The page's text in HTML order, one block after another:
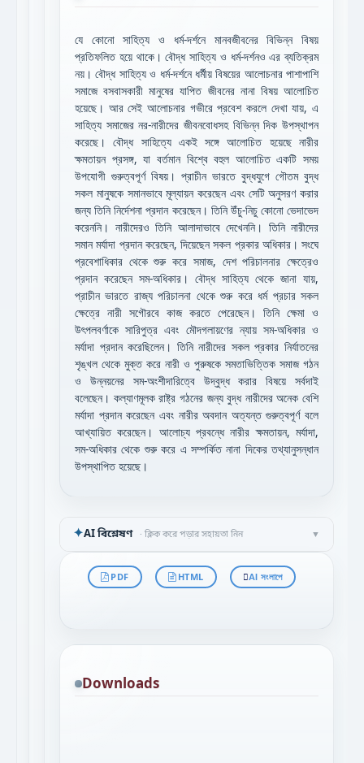
যে কোনো সাহিত্য ও ধর্ম-দর্শনে মানবজীবনের বিভিন্ন বিষয়
প্রতিফলিত হয়ে থাকে। বৌদ্ধ সাহিত্য ও ধর্ম-দর্শনও এর ব্যতিক্রম
নয়। বৌদ্ধ সাহিত্য ও ধর্ম-দর্শনে ধর্মীয় বিষয়ের আলোচনার পাশাপাশি
সমাজে বসবাসকারী মানুষের যাপিত জীবনের নানা বিষয় আলোচিত
হয়েছে। আর সেই আলোচনার গভীরে প্রবেশ করলে দেখা যায়, এ
সাহিত্য সমাজের নর-নারীদের জীবনবোধসহ বিভিন্ন দিক উপস্থাপন
করেছে। বৌদ্ধ সাহিত্যে একই সঙ্গে আলোচিত হয়েছে নারীর
ক্ষমতায়ন প্রসঙ্গ, যা বর্তমান বিশ্বে বহুল আলোচিত একটি সময়
উপযোগী গুরুত্বপূর্ণ বিষয়। প্রাচীন ভারতে বুদ্ধযুগে গৌতম বুদ্ধ
সকল মানুষকে সমানভাবে মূল্যায়ন করেছেন এবং সেটি অনুসরণ করার
জন্য তিনি নির্দেশনা প্রদান করেছেন। তিনি উঁচু-নিচু কোনো ভেদাভেদ
করেননি। নারীদেরও তিনি আলাদাভাবে দেখেননি। তিনি নারীদের
সমান মর্যাদা প্রদান করেছেন, দিয়েছেন সকল প্রকার অধিকার। সংঘে
প্রবেশাধিকার থেকে শুরু করে সমাজ, দেশ পরিচালনার ক্ষেত্রেও
প্রদান করেছেন সম-অধিকার। বৌদ্ধ সাহিত্য থেকে জানা যায়,
প্রাচীন ভারতে রাজ্য পরিচালনা থেকে শুরু করে ধর্ম প্রচার সকল
ক্ষেত্রে নারী সগৌরবে কাজ করতে পেরেছেন। তিনি ক্ষেমা ও
উৎপলবর্ণাকে সারিপুত্র এবং মৌদগলায়ণের ন্যায় সম-অধিকার ও
মর্যাদা প্রদান করেছিলেন। তিনি নারীদের সকল প্রকার নির্যাতনের
শৃঙ্খল থেকে মুক্ত করে নারী ও পুরুষকে সমতাভিত্তিক সমাজ গঠন
ও উন্নয়নের সম-অংশীদারিত্বে উদ্বুদ্ধ করার বিষয়ে সর্বদাই
বলেছেন। কল্যাণমূলক রাষ্ট্র গঠনের জন্য বুদ্ধ নারীদের অনেক বেশি
মর্যাদা প্রদান করেছেন এবং নারীর অবদান অত্যন্ত গুরুত্বপূর্ণ বলে
আখ্যায়িত করেছেন। আলোচ্য প্রবন্ধে নারীর ক্ষমতায়ন, মর্যাদা,
সম-অধিকার থেকে শুরু করে এ সম্পর্কিত নানা দিকের তথ্যানুসন্ধান
উপস্থাপিত হয়েছে।
✦AI বিশ্লেষণ · ক্লিক করে পড়ার সহায়তা নিন ▼
PDF HTML AI সংলাপে
Downloads